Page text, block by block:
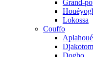
Grand-
Lokossa
Couffo
Aplahoué
Dogbo